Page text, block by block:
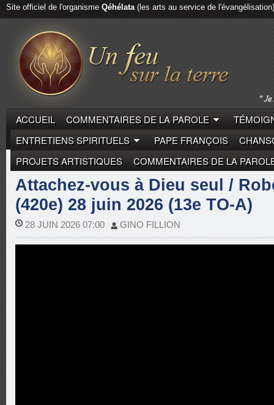
Site officiel de l'organisme Qéhélata(les arts au service de l'évangélisation)
ACCUEIL COMMENTAIRES DE LA PAROLE
ENTRETIENS SPIRITUELS
PAPE FRANÇOIS
PROJETS ARTISTIQUES
COMMENTAIRES DE LA
COMMENTAIRES DE LA PAROLE ROBERT BARRON
Attachez-vous à Dieu seul /
(420e) 28 juin 2026 (13e TO-A)
28 JUIN 2026 07:00 GINO FILLION